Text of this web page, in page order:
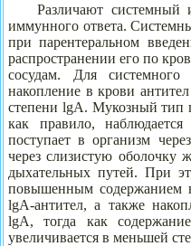
Различают системный и
иммунного ответа.
при парентеральном
распространении его по
сосудам. Для системного
накопление в крови
степени lgA. Мукозный тип
как правило,
поступает в организм
через слизистую оболочку
дыхательных путей. При
повышенным содержанием
lgA-антител, а также
lgA, тогда как
увеличивается в меньшей